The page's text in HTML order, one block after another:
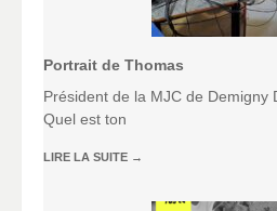
Portrait de Thomas
Président de la MJC de Demigny
Quel est ton
LIRE LA SUITE →